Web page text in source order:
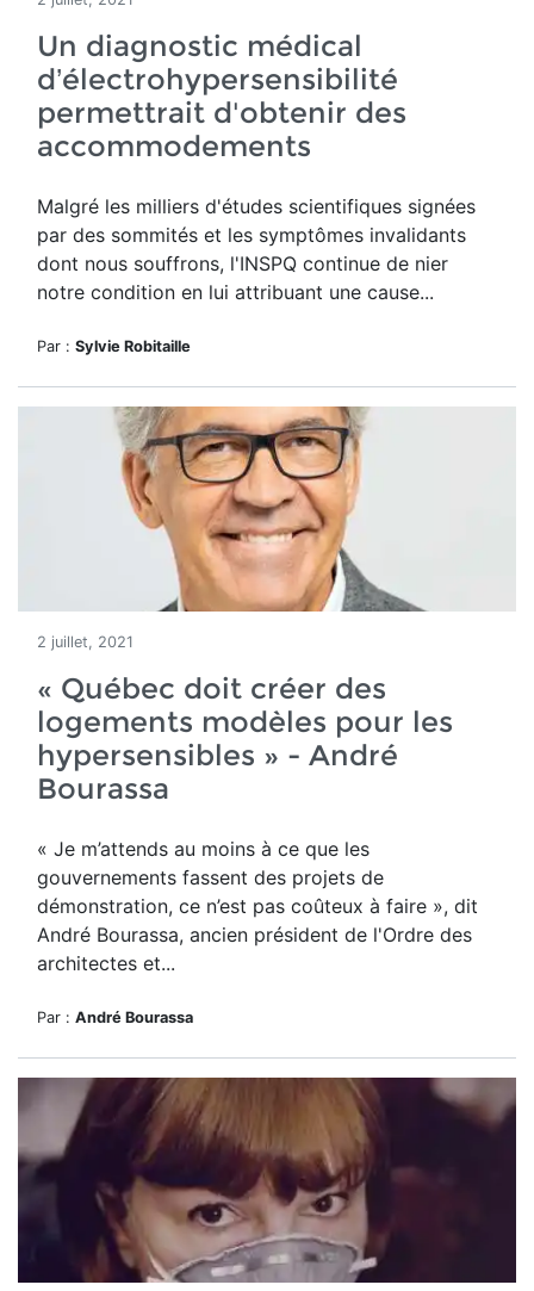
Un diagnostic médical
d’électrohypersensibilité
permettrait d'obtenir des
accommodements
Malgré les milliers d'études scientifiques signées
par des sommités et les symptômes invalidants
dont nous souffrons, l'INSPQ continue de nier
notre condition en lui attribuant une cause...
Par : Sylvie Robitaille
2 juillet, 2021
« Québec doit créer des
logements modèles pour les
hypersensibles » - André
Bourassa
« Je m’attends au moins à ce que les
gouvernements fassent des projets de
démonstration, ce n’est pas coûteux à faire », dit
André Bourassa, ancien président de l'Ordre des
architectes et...
Par : André Bourassa